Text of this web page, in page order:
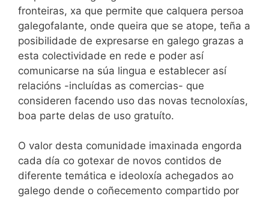
fronteiras, xa que permite que calquera persoa
galegofalante, onde queira que se atope, teña a
posibilidade de expresarse en galego grazas a
esta colectividade en rede e poder así
comunicarse na súa lingua e establecer así
relacións -incluídas as comercias- que
consideren facendo uso das novas tecnoloxías,
boa parte delas de uso gratuíto.
O valor desta comunidade imaxinada engorda
cada día co gotexar de novos contidos de
diferente temática e ideoloxía achegados ao
galego dende o coñecemento compartido por